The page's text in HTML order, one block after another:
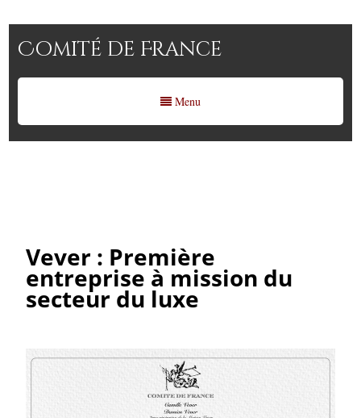
Comité de France
Menu
Vever : Première
entreprise à mission du
secteur du luxe